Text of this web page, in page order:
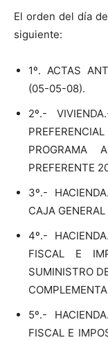
El orden del día
siguiente:
1º. ACTAS
(05-05-08).
2º.-
PROGRAMA
PREFERENTE
3º.-
CAJA
4º.-
FISCAL E
SUMINISTRO
5º.-
FISCAL E